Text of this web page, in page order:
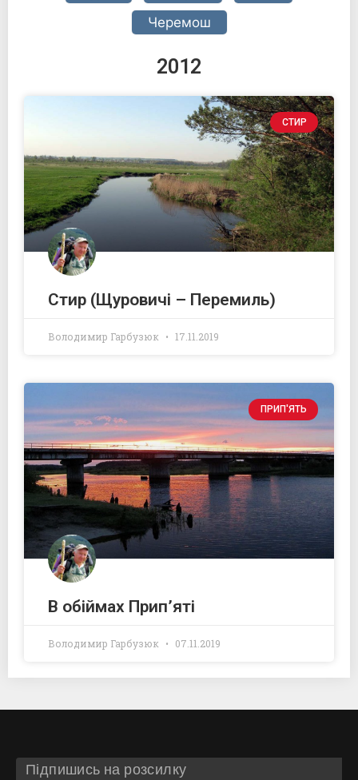
Черемош
2012
СТИР
Стир (Щуровичі – Перемиль)
Володимир Гарбузюк 17.11.2019
ПРИП'ЯТЬ
В обіймах Прип’яті
Володимир Гарбузюк 07.11.2019